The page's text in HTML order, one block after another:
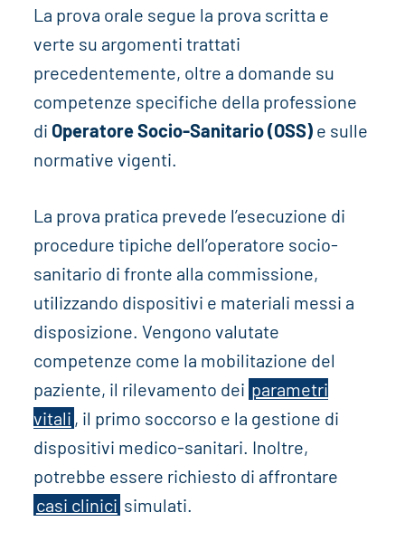
La prova orale segue la prova scritta e
verte su argomenti trattati
precedentemente, oltre a domande su
competenze specifiche della professione
di Operatore Socio-Sanitario (OSS)e sulle
normative vigenti.
La prova pratica prevede l’esecuzione di
procedure tipiche dell’operatore socio-
sanitario di fronte alla commissione,
utilizzando dispositivi e materiali messi a
disposizione. Vengono valutate
competenze come la mobilitazione del
paziente, il rilevamento dei parametri
vitali , il primo soccorso e la gestione di
dispositivi medico-sanitari. Inoltre,
potrebbe essere richiesto di affrontare
casi clinici simulati.